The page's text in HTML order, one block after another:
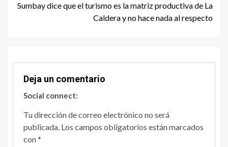
Sumbay dice que el turismo es la matriz productiva de La
Caldera y no hace nada al respecto
Deja un comentario
Social connect:
Tu dirección de correo electrónico no será
publicada. Los campos obligatorios están marcados
con*